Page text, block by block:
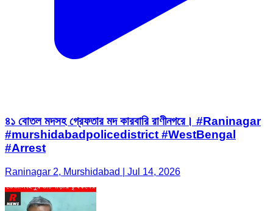
৪১ বোতল মদসহ গ্রেফতার মদ কারবারি রাণীনগরে। #Raninagar
#murshidabadpolicedistrict #WestBengal
#Arrest
Raninagar 2, Murshidabad | Jul 14, 2026